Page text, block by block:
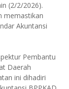
(2/2/2026).
memastikan
Akuntansi
Pembantu
Daerah
ini dihadiri